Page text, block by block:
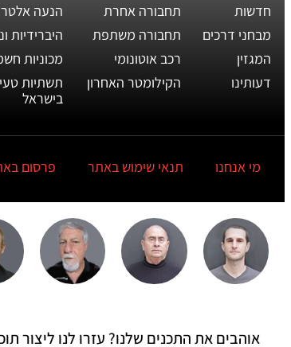
חדשות
מבחני דרכים
המגזין
דעותינו
תחבורה אחרת
תחבורה משתפת
רכב אוטונומי
הקילומטר האחרון
הנעה
היברידיות
מכוניות
תשתיות
בישראל
מי אנחנו תנאי שימוש באתר פרסום
אוהבים את התכנים שלנו? עזרו לנו ליצור